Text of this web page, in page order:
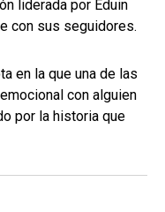
liderada por Eduin
con sus seguidores.
en la que una de las
con alguien
por la historia que